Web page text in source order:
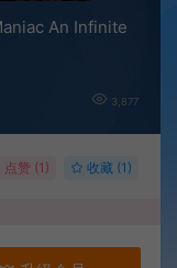
An Infinite
3,877
点赞 (1 ) 收藏 (1)